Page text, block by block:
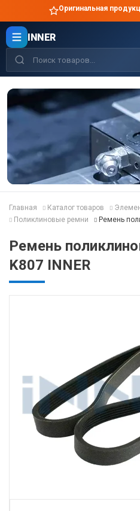
Оригинальная
INNER
Главная Каталог товаров
Поликлиновые ремни
Ремень
Ремень
K807 INNER